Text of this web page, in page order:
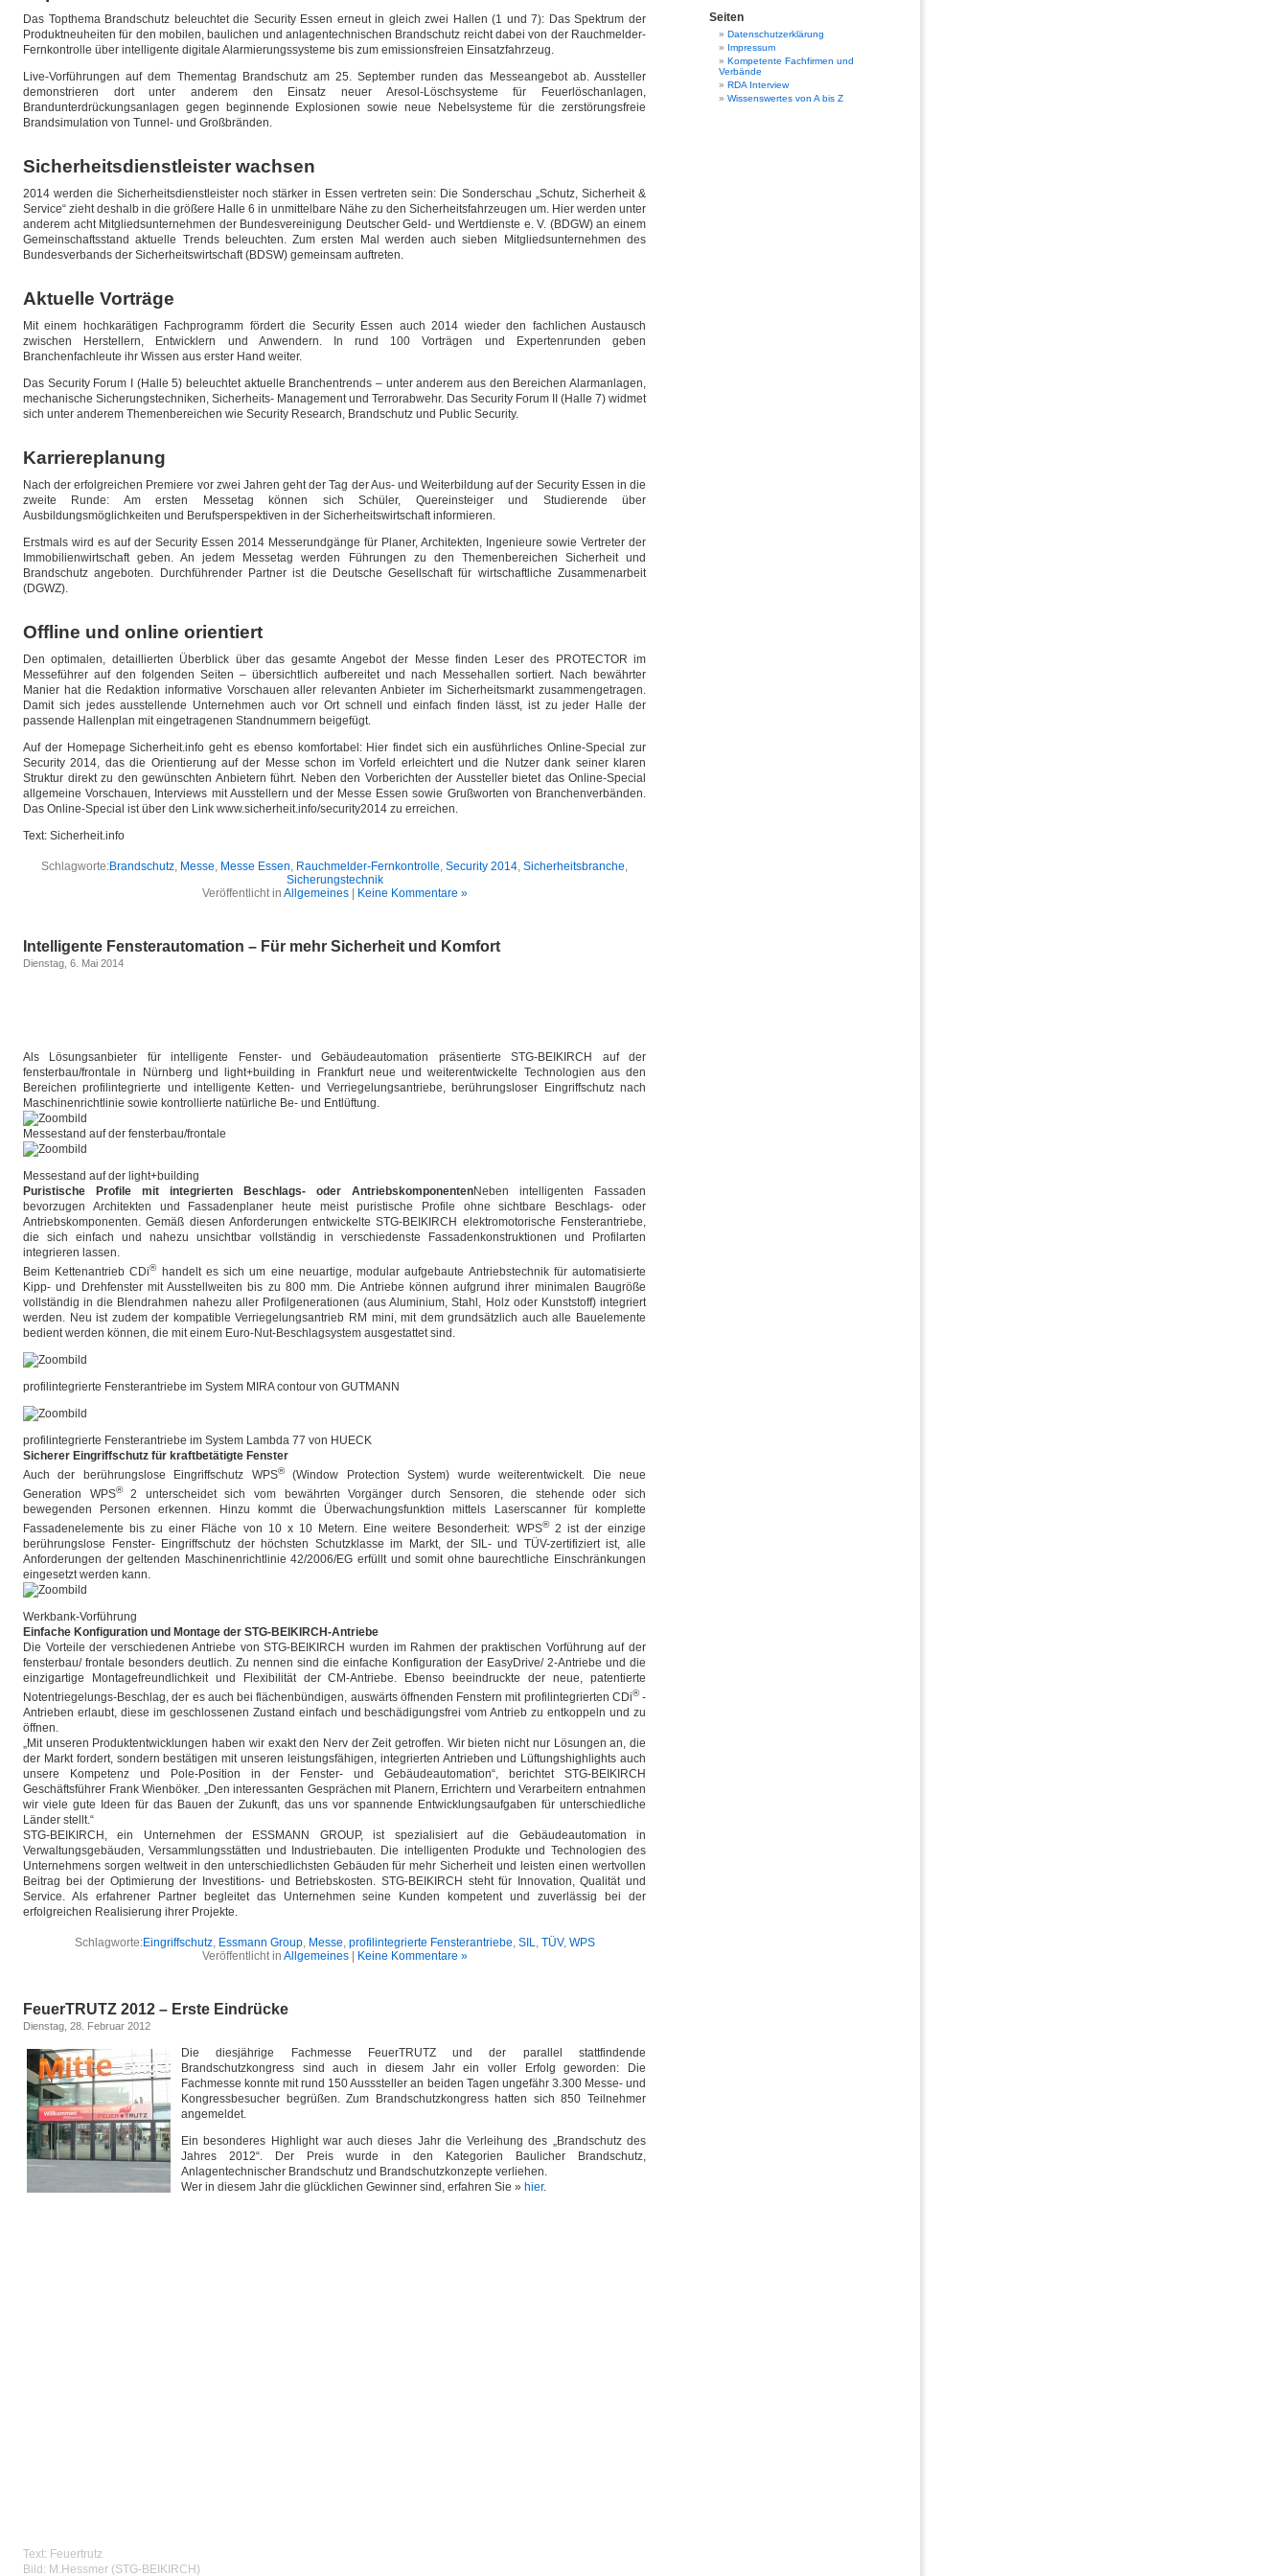
Das Topthema Brandschutz beleuchtet die Security Essen erneut in gleich zwei Hallen (1 und 7): Das Spektrum der
Produktneuheiten für den mobilen, baulichen und anlagentechnischen Brandschutz reicht dabei von der Rauchmelder-
Fernkontrolle über intelligente digitale Alarmierungssysteme bis zum emissionsfreien Einsatzfahrzeug.
Live-Vorführungen auf dem Thementag Brandschutz am 25. September runden das Messeangebot ab. Aussteller
demonstrieren dort unter anderem den Einsatz neuer Aresol-Löschsysteme für Feuerlöschanlagen,
Brandunterdrückungsanlagen gegen beginnende Explosionen sowie neue Nebelsysteme für die zerstörungsfreie
Brandsimulation von Tunnel- und Großbränden.
Sicherheitsdienstleister wachsen
2014 werden die Sicherheitsdienstleister noch stärker in Essen vertreten sein: Die Sonderschau „Schutz, Sicherheit &
Service“ zieht deshalb in die größere Halle 6 in unmittelbare Nähe zu den Sicherheitsfahrzeugen um. Hier werden unter
anderem acht Mitgliedsunternehmen der Bundesvereinigung Deutscher Geld- und Wertdienste e. V. (BDGW) an einem
Gemeinschaftsstand aktuelle Trends beleuchten. Zum ersten Mal werden auch sieben Mitgliedsunternehmen des
Bundesverbands der Sicherheitswirtschaft (BDSW) gemeinsam auftreten.
Aktuelle Vorträge
Mit einem hochkarätigen Fachprogramm fördert die Security Essen auch 2014 wieder den fachlichen Austausch
zwischen Herstellern, Entwicklern und Anwendern. In rund 100 Vorträgen und Expertenrunden geben
Branchenfachleute ihr Wissen aus erster Hand weiter.
Das Security Forum I (Halle 5) beleuchtet aktuelle Branchentrends – unter anderem aus den Bereichen Alarmanlagen,
mechanische Sicherungstechniken, Sicherheits- Management und Terrorabwehr. Das Security Forum II (Halle 7) widmet
sich unter anderem Themenbereichen wie Security Research, Brandschutz und Public Security.
Karriereplanung
Nach der erfolgreichen Premiere vor zwei Jahren geht der Tag der Aus- und Weiterbildung auf der Security Essen in die
zweite Runde: Am ersten Messetag können sich Schüler, Quereinsteiger und Studierende über
Ausbildungsmöglichkeiten und Berufsperspektiven in der Sicherheitswirtschaft informieren.
Erstmals wird es auf der Security Essen 2014 Messerundgänge für Planer, Architekten, Ingenieure sowie Vertreter der
Immobilienwirtschaft geben. An jedem Messetag werden Führungen zu den Themenbereichen Sicherheit und
Brandschutz angeboten. Durchführender Partner ist die Deutsche Gesellschaft für wirtschaftliche Zusammenarbeit
(DGWZ).
Offline und online orientiert
Den optimalen, detaillierten Überblick über das gesamte Angebot der Messe finden Leser des PROTECTOR im
Messeführer auf den folgenden Seiten – übersichtlich aufbereitet und nach Messehallen sortiert. Nach bewährter
Manier hat die Redaktion informative Vorschauen aller relevanten Anbieter im Sicherheitsmarkt zusammengetragen.
Damit sich jedes ausstellende Unternehmen auch vor Ort schnell und einfach finden lässt, ist zu jeder Halle der
passende Hallenplan mit eingetragenen Standnummern beigefügt.
Auf der Homepage Sicherheit.info geht es ebenso komfortabel: Hier findet sich ein ausführliches Online-Special zur
Security 2014, das die Orientierung auf der Messe schon im Vorfeld erleichtert und die Nutzer dank seiner klaren
Struktur direkt zu den gewünschten Anbietern führt. Neben den Vorberichten der Aussteller bietet das Online-Special
allgemeine Vorschauen, Interviews mit Ausstellern und der Messe Essen sowie Grußworten von Branchenverbänden.
Das Online-Special ist über den Link www.sicherheit.info/security2014 zu erreichen.
Text: Sicherheit.info
Schlagworte:Brandschutz, Messe, Messe Essen, Rauchmelder-Fernkontrolle, Security 2014, Sicherheitsbranche,
Sicherungstechnik
Veröffentlicht in Allgemeines| Keine Kommentare »
Intelligente Fensterautomation – Für mehr Sicherheit und Komfort
Dienstag, 6. Mai 2014
Als Lösungsanbieter für intelligente Fenster- und Gebäudeautomation präsentierte STG-BEIKIRCH auf der
fensterbau/frontale in Nürnberg und light+building in Frankfurt neue und weiterentwickelte Technologien aus den
Bereichen profilintegrierte und intelligente Ketten- und Verriegelungsantriebe, berührungsloser Eingriffschutz nach
Maschinenrichtlinie sowie kontrollierte natürliche Be- und Entlüftung.
Messestand auf der fensterbau/frontale
Messestand auf der light+building
Puristische Profile mit integrierten Beschlags- oder AntriebskomponentenNeben intelligenten Fassaden
bevorzugen Architekten und Fassadenplaner heute meist puristische Profile ohne sichtbare Beschlags- oder
Antriebskomponenten. Gemäß diesen Anforderungen entwickelte STG-BEIKIRCH elektromotorische Fensterantriebe,
die sich einfach und nahezu unsichtbar vollständig in verschiedenste Fassadenkonstruktionen und Profilarten
integrieren lassen.
Beim Kettenantrieb CDi®handelt es sich um eine neuartige, modular aufgebaute Antriebstechnik für automatisierte
Kipp- und Drehfenster mit Ausstellweiten bis zu 800 mm. Die Antriebe können aufgrund ihrer minimalen Baugröße
vollständig in die Blendrahmen nahezu aller Profilgenerationen (aus Aluminium, Stahl, Holz oder Kunststoff) integriert
werden. Neu ist zudem der kompatible Verriegelungsantrieb RM mini, mit dem grundsätzlich auch alle Bauelemente
bedient werden können, die mit einem Euro-Nut-Beschlagsystem ausgestattet sind.
profilintegrierte Fensterantriebe im System MIRA contour von GUTMANN
profilintegrierte Fensterantriebe im System Lambda 77 von HUECK
Sicherer Eingriffschutz für kraftbetätigte Fenster
Auch der berührungslose Eingriffschutz WPS®(Window Protection System) wurde weiterentwickelt. Die neue
Generation WPS®2 unterscheidet sich vom bewährten Vorgänger durch Sensoren, die stehende oder sich
bewegenden Personen erkennen. Hinzu kommt die Überwachungsfunktion mittels Laserscanner für komplette
Fassadenelemente bis zu einer Fläche von 10 x 10 Metern. Eine weitere Besonderheit: WPS®2 ist der einzige
berührungslose Fenster- Eingriffschutz der höchsten Schutzklasse im Markt, der SIL- und TÜV-zertifiziert ist, alle
Anforderungen der geltenden Maschinenrichtlinie 42/2006/EG erfüllt und somit ohne baurechtliche Einschränkungen
eingesetzt werden kann.
Werkbank-Vorführung
Einfache Konfiguration und Montage der STG-BEIKIRCH-Antriebe
Die Vorteile der verschiedenen Antriebe von STG-BEIKIRCH wurden im Rahmen der praktischen Vorführung auf der
fensterbau/ frontale besonders deutlich. Zu nennen sind die einfache Konfiguration der EasyDrive/ 2-Antriebe und die
einzigartige Montagefreundlichkeit und Flexibilität der CM-Antriebe. Ebenso beeindruckte der neue, patentierte
Notentriegelungs-Beschlag, der es auch bei flächenbündigen, auswärts öffnenden Fenstern mit profilintegrierten CDi®-
Antrieben erlaubt, diese im geschlossenen Zustand einfach und beschädigungsfrei vom Antrieb zu entkoppeln und zu
öffnen.
„Mit unseren Produktentwicklungen haben wir exakt den Nerv der Zeit getroffen. Wir bieten nicht nur Lösungen an, die
der Markt fordert, sondern bestätigen mit unseren leistungsfähigen, integrierten Antrieben und Lüftungshighlights auch
unsere Kompetenz und Pole-Position in der Fenster- und Gebäudeautomation“, berichtet STG-BEIKIRCH
Geschäftsführer Frank Wienböker. „Den interessanten Gesprächen mit Planern, Errichtern und Verarbeitern entnahmen
wir viele gute Ideen für das Bauen der Zukunft, das uns vor spannende Entwicklungsaufgaben für unterschiedliche
Länder stellt.“
STG-BEIKIRCH, ein Unternehmen der ESSMANN GROUP, ist spezialisiert auf die Gebäudeautomation in
Verwaltungsgebäuden, Versammlungsstätten und Industriebauten. Die intelligenten Produkte und Technologien des
Unternehmens sorgen weltweit in den unterschiedlichsten Gebäuden für mehr Sicherheit und leisten einen wertvollen
Beitrag bei der Optimierung der Investitions- und Betriebskosten. STG-BEIKIRCH steht für Innovation, Qualität und
Service. Als erfahrener Partner begleitet das Unternehmen seine Kunden kompetent und zuverlässig bei der
erfolgreichen Realisierung ihrer Projekte.
Schlagworte:Eingriffschutz, Essmann Group, Messe, profilintegrierte Fensterantriebe, SIL, TÜV, WPS
Veröffentlicht in Allgemeines| Keine Kommentare »
FeuerTRUTZ 2012 – Erste Eindrücke
Dienstag, 28. Februar 2012
Die diesjährige Fachmesse FeuerTRUTZ und der parallel stattfindende
Brandschutzkongress sind auch in diesem Jahr ein voller Erfolg geworden: Die
Fachmesse konnte mit rund 150 Ausssteller an beiden Tagen ungefähr 3.300 Messe- und
Kongressbesucher begrüßen. Zum Brandschutzkongress hatten sich 850 Teilnehmer
angemeldet.
Ein besonderes Highlight war auch dieses Jahr die Verleihung des „Brandschutz des
Jahres 2012“. Der Preis wurde in den Kategorien Baulicher Brandschutz,
Anlagentechnischer Brandschutz und Brandschutzkonzepte verliehen.
Wer in diesem Jahr die glücklichen Gewinner sind, erfahren Sie » hier.
Text: Feuertrutz
Bild: M.Hessmer (STG-BEIKIRCH)
Seiten
Datenschutzerklärung
Impressum
Kompetente Fachfirmen und
Verbände
RDA Interview
Wissenswertes von A bis Z